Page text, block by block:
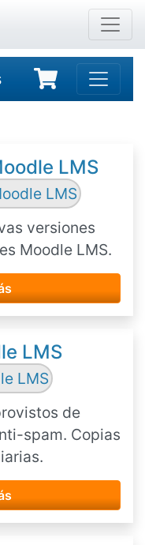
LMS
versiones
Moodle LMS.
LMS
de
spam. Copias